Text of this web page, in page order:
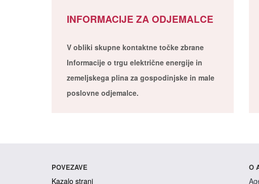
INFORMACIJE ZA ODJEMALCE
V obliki skupne kontaktne točke zbrane
Informacije o trgu električne energije in
zemeljskega plina za gospodinjske in male
poslovne odjemalce.
POVEZAVE
Kazalo strani
O